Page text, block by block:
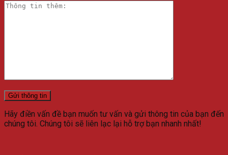
Hãy điền vấn đề bạn muốn tư vấn và gửi thông tin của bạn đến
chúng tôi. Chúng tôi sẽ liên lạc lại hỗ trợ bạn nhanh nhất!